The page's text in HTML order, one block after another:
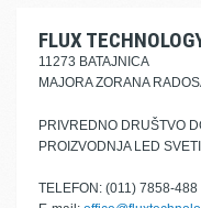
FLUX
11273 BATAJNICA
MAJORA ZORANA
PRIVREDNO DRUŠTVO
PROIZVODNJA LED
TELEFON: (011) 7858-488